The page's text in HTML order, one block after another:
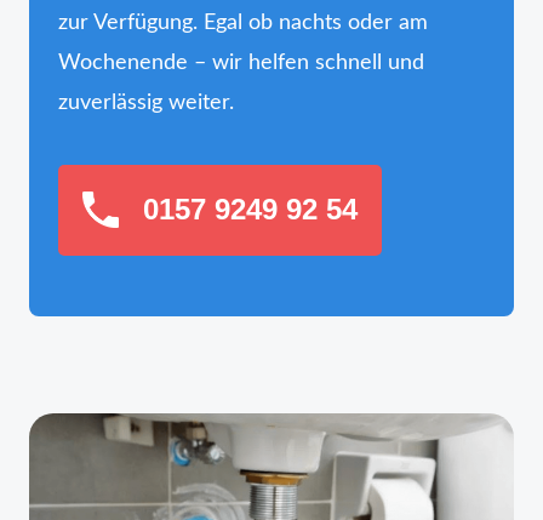
zur Verfügung. Egal ob nachts oder am
Wochenende – wir helfen schnell und
zuverlässig weiter.
0157 9249 92 54